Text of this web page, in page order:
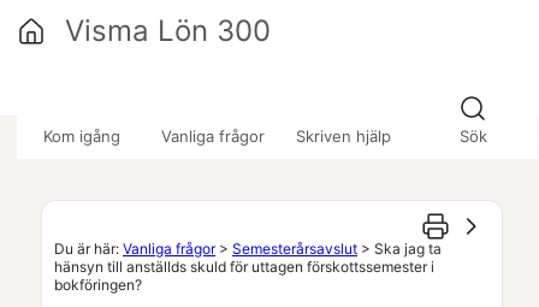
Kom igång Vanliga frågor Skriven hjälp Sök
Visma Lön 300
Du är här: Vanliga frågor> Semesterårsavslut > Ska jag ta
hänsyn till anställds skuld för uttagen förskottssemester i
bokföringen?